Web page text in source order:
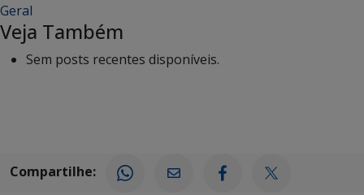
Geral
Veja Também
Sem posts recentes disponíveis.
Compartilhe: